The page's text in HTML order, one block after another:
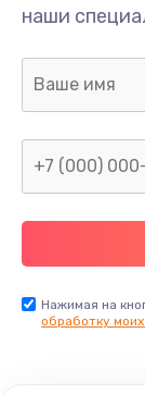
наши
Нажимая на
обработку